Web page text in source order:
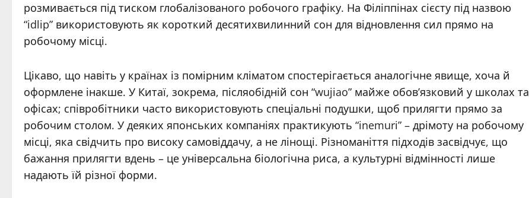
розмивається під тиском глобалізованого робочого графіку. На Філіппінах сієсту під назвою
“idlip” використовують як короткий десятихвилинний сон для відновлення сил прямо на
робочому місці.
Цікаво, що навіть у країнах із помірним кліматом спостерігається аналогічне явище, хоча й
оформлене інакше. У Китаї, зокрема, післяобідній сон “wujiao” майже обов’язковий у школах та
офісах; співробітники часто використовують спеціальні подушки, щоб прилягти прямо за
робочим столом. У деяких японських компаніях практикують “inemuri” – дрімоту на робочому
місці, яка свідчить про високу самовіддачу, а не лінощі. Різноманіття підходів засвідчує, що
бажання прилягти вдень – це універсальна біологічна риса, а культурні відмінності лише
надають їй різної форми.